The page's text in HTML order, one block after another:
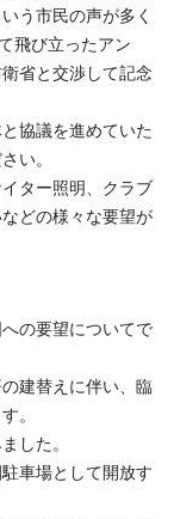
う市民の声が多く
飛び立ったアン
省と交渉して記念
協議を進めていた
い。
ター照明、クラブ
どの様々な要望が
の要望についてで
建替えに伴い、臨
。
した。
車場として開放す